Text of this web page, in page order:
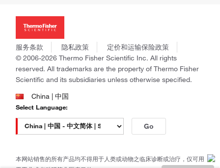
新闻
社会责任
商标
政策和通知
Applied Biosystems
Invitrogen
Gibco
Ion Torrent
Unity Lab Services
Patheon
PPD
服务条款 隐私政策
定价和运输保险政策
© 2006-2026 Thermo Fisher Scientific Inc. All rights
reserved. All trademarks are the property of Thermo Fisher
Scientific and its subsidiaries unless otherwise specified.
China | 中国
Select Language:
Go
本网站销售的所有产品均不得用于人类或动物之临床诊断或治疗，仅可用